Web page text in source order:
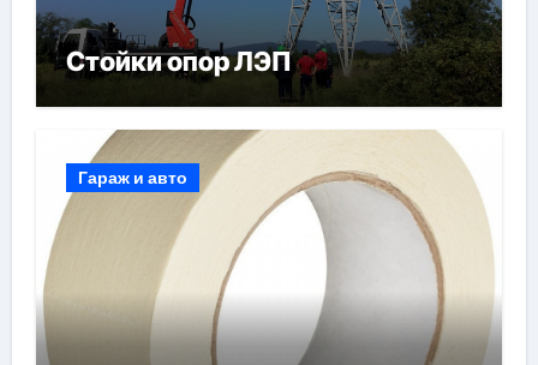
Стойки опор ЛЭП
Гараж и авто